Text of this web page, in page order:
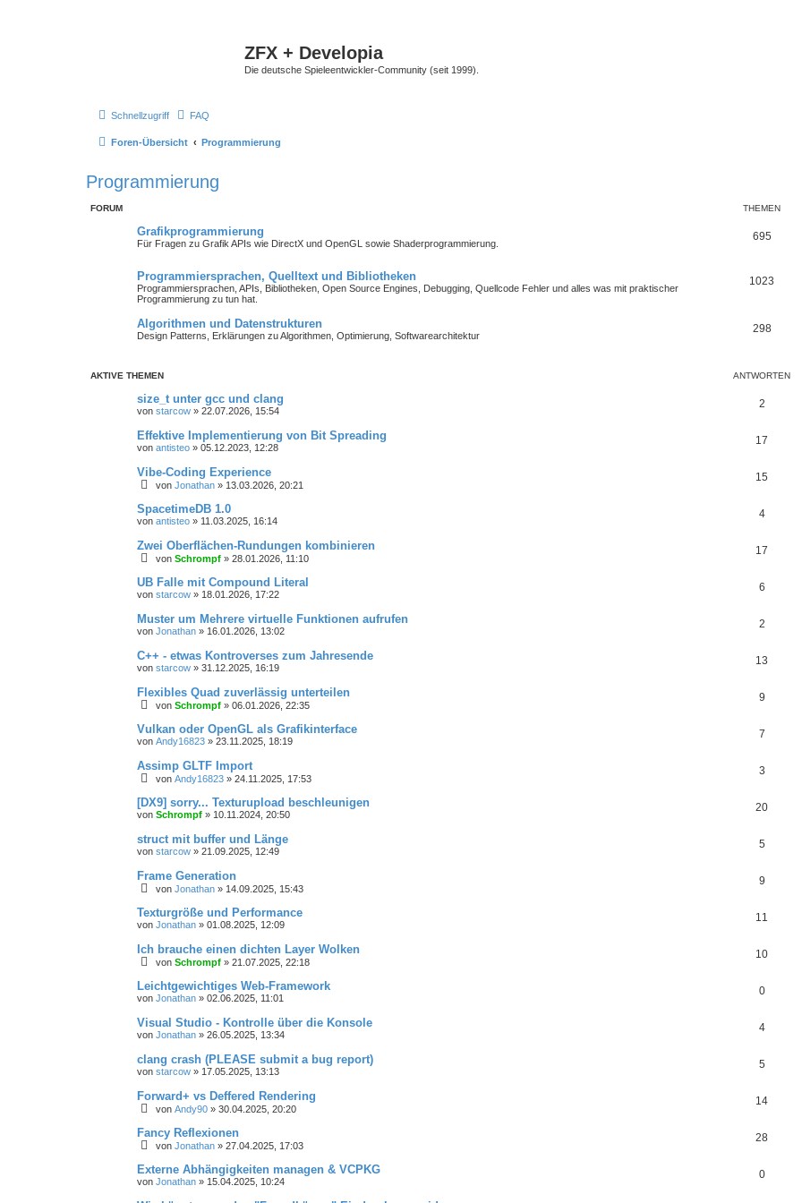
ZFX + Developia
Die deutsche Spieleentwickler-Community (seit 1999).
Schnellzugriff FAQ
Foren-Übersicht Programmierung
Programmierung
FORUM THEMEN
Grafikprogrammierung
Für Fragen zu Grafik APIs wie DirectX und OpenGL sowie Shaderprogrammierung.
695
Programmiersprachen, Quelltext und Bibliotheken
Programmiersprachen, APIs, Bibliotheken, Open Source Engines, Debugging, Quellcode Fehler und alles was mit praktischer
Programmierung zu tun hat.
1023
Algorithmen und Datenstrukturen
Design Patterns, Erklärungen zu Algorithmen, Optimierung, Softwarearchitektur
298
AKTIVE THEMEN ANTWORTEN
size_t unter gcc und clang
von starcow » 22.07.2026, 15:54
2
Effektive Implementierung von Bit Spreading
von antisteo » 05.12.2023, 12:28
17
Vibe-Coding Experience
von Jonathan » 13.03.2026, 20:21
15
SpacetimeDB 1.0
von antisteo » 11.03.2025, 16:14
4
Zwei Oberflächen-Rundungen kombinieren
von Schrompf » 28.01.2026, 11:10
17
UB Falle mit Compound Literal
von starcow » 18.01.2026, 17:22
6
Muster um Mehrere virtuelle Funktionen aufrufen
von Jonathan » 16.01.2026, 13:02
2
C++ - etwas Kontroverses zum Jahresende
von starcow » 31.12.2025, 16:19
13
Flexibles Quad zuverlässig unterteilen
von Schrompf » 06.01.2026, 22:35
9
Vulkan oder OpenGL als Grafikinterface
von Andy16823 » 23.11.2025, 18:19
7
Assimp GLTF Import
von Andy16823 » 24.11.2025, 17:53
3
[DX9] sorry... Texturupload beschleunigen
von Schrompf » 10.11.2024, 20:50
20
struct mit buffer und Länge
von starcow » 21.09.2025, 12:49
5
Frame Generation
von Jonathan » 14.09.2025, 15:43
9
Texturgröße und Performance
von Jonathan » 01.08.2025, 12:09
11
Ich brauche einen dichten Layer Wolken
von Schrompf » 21.07.2025, 22:18
10
Leichtgewichtiges Web-Framework
von Jonathan » 02.06.2025, 11:01
0
Visual Studio - Kontrolle über die Konsole
von Jonathan » 26.05.2025, 13:34
4
clang crash (PLEASE submit a bug report)
von starcow » 17.05.2025, 13:13
5
Forward+ vs Deffered Rendering
von Andy90 » 30.04.2025, 20:20
14
Fancy Reflexionen
von Jonathan » 27.04.2025, 17:03
28
Externe Abhängigkeiten managen & VCPKG
von Jonathan » 15.04.2025, 10:24
0